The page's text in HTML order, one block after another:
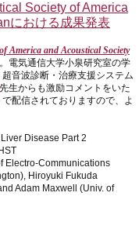
Society of America
における成果発表
America and Acoustical Society
電気通信大学小泉研究室の学
音波診断・治療支援システム
先生からも激励コメントをいた
配信されておりますので、よ
Disease Part 2
Electro-Communications
Hiroyuki Fukuda
Adam Maxwell (Univ. of